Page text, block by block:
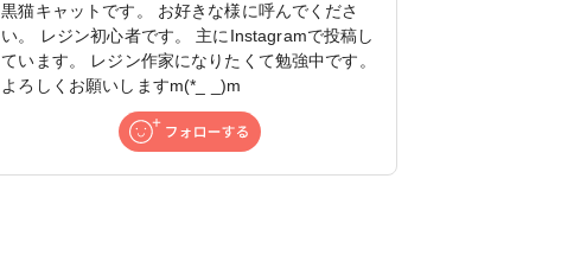
黒猫キャットです。 お好きな様に呼んでくださ
い。 レジン初心者です。 主にInstagramで投稿し
ています。 レジン作家になりたくて勉強中です。
よろしくお願いしますm(*_ _)m